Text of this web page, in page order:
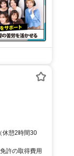
休憩2時間30
許の取得費用